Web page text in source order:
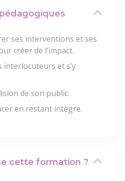
ses interventions et ses
créer de l’impact.
interlocuteurs et s’y
de son public.
en restant intègre.
cette formation ?